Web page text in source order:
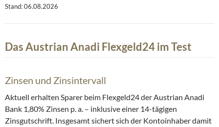
Stand: 06.08.2026
Das Austrian Anadi Flexgeld24 im Test
Zinsen und Zinsintervall
Aktuell erhalten Sparer beim Flexgeld24 der Austrian Anadi
Bank 1,80% Zinsen p. a. – inklusive einer 14-tägigen
Zinsgutschrift. Insgesamt sichert sich der Kontoinhaber damit